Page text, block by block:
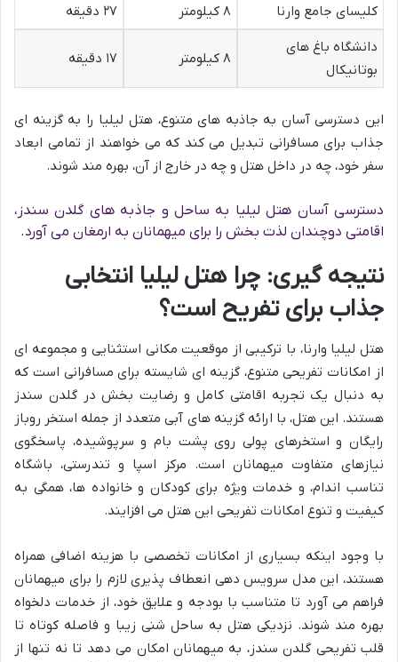
کلیسای جامع وارنا
۸ کیلومتر
۲۷ دقیقه
دانشگاه باغ های
بوتانیکال
۸ کیلومتر ۱۷ دقیقه
این دسترسی آسان به جاذبه های متنوع، هتل لیلیا را به گزینه ای
جذاب برای مسافرانی تبدیل می کند که می خواهند از تمامی ابعاد
سفر خود، چه در داخل هتل و چه در خارج از آن، بهره مند شوند.
دسترسی آسان هتل لیلیا به ساحل و جاذبه های گلدن سندز،
اقامتی دوچندان لذت بخش را برای میهمانان به ارمغان می آورد.
نتیجه گیری: چرا هتل لیلیا انتخابی
جذاب برای تفریح است؟
هتل لیلیا وارنا، با ترکیبی از موقعیت مکانی استثنایی و مجموعه ای
از امکانات تفریحی متنوع، گزینه ای شایسته برای مسافرانی است که
به دنبال یک تجربه اقامتی کامل و رضایت بخش در گلدن سندز
هستند. این هتل، با ارائه گزینه های آبی متعدد از جمله استخر روباز
رایگان و استخرهای پولی روی پشت بام و سرپوشیده، پاسخگوی
نیازهای متفاوت میهمانان است. مرکز اسپا و تندرستی، باشگاه
تناسب اندام، و خدمات ویژه برای کودکان و خانواده ها، همگی به
کیفیت و تنوع امکانات تفریحی این هتل می افزایند.
با وجود اینکه بسیاری از امکانات تخصصی با هزینه اضافی همراه
هستند، این مدل سرویس دهی انعطاف پذیری لازم را برای میهمانان
فراهم می آورد تا متناسب با بودجه و علایق خود، از خدمات دلخواه
بهره مند شوند. نزدیکی هتل به ساحل شنی زیبا و فاصله کوتاه تا
قلب تفریحی گلدن سندز، به میهمانان امکان می دهد تا نه تنها از